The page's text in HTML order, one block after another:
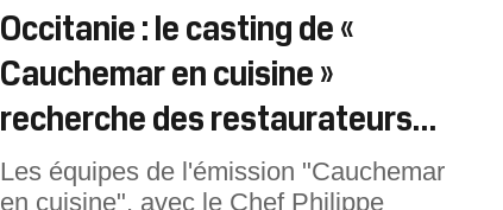
Occitanie : le casting de «
Cauchemar en cuisine »
recherche des restaurateurs
dans la région
Les équipes de l'émission "Cauchemar
en cuisine", avec le Chef Philippe